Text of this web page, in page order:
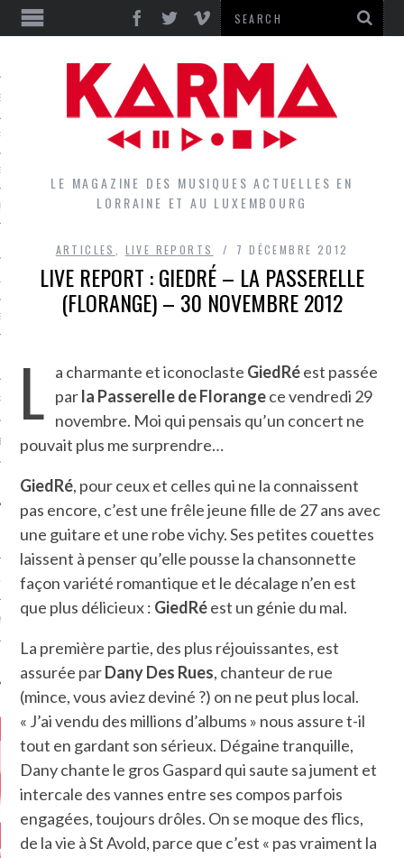
GROUPES DU LOCAL
LE MAGAZINE DES MUSIQUES ACTUELLES EN
LORRAINE ET AU LUXEMBOURG
ARTICLES LIVE REPORTS 7 DÉCEMBRE 2012
LIVE REPORT : GIEDRÉ – LA PASSERELLE
(FLORANGE) – 30 NOVEMBRE 2012
L a charmante et iconoclaste GiedRéest passée
parla Passerelle de Florangece vendredi 29
novembre. Moi qui pensais qu’un concert ne
pouvait plus me surprendre…
GiedRé, pour ceux et celles qui ne la connaissent
pas encore, c’est une frêle jeune fille de 27 ans avec
une guitare et une robe vichy. Ses petites couettes
laissent à penser qu’elle pousse la chansonnette
façon variété romantique et le décalage n’en est
que plus délicieux : GiedRéest un génie du mal.
La première partie, des plus réjouissantes, est
assurée parDany Des Rues, chanteur de rue
(mince, vous aviez deviné ?) on ne peut plus local.
« J’ai vendu des millions d’albums » nous assure t-il
tout en gardant son sérieux. Dégaine tranquille,
Dany chante le gros Gaspard qui saute sa jument et
intercale des vannes entre ses compos parfois
engagées, toujours drôles. On se moque des flics,
de la vie à St Avold, parce que c’est « pas vraiment la